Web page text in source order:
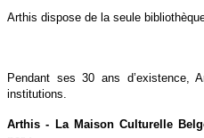
Arthis dispose de la seule
Pendant ses 30 ans d’existence,
institutions.
Arthis - La Maison Culturelle